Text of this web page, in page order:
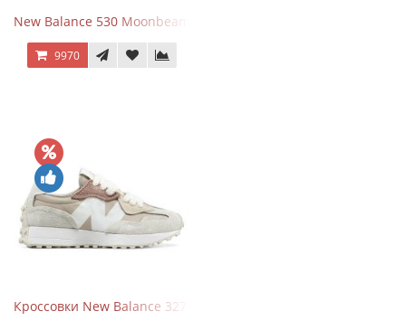
New Balance 530 Moonbeam Sea Salt
9970
Кроссовки New Balance 327 Beige Pink